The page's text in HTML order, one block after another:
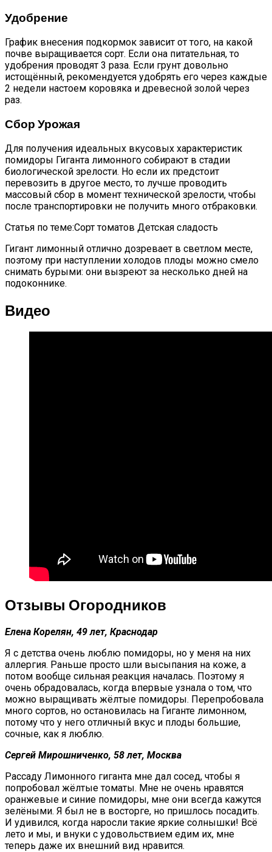
Удобрение
График внесения подкормок зависит от того, на какой
почве выращивается сорт. Если она питательная, то
удобрения проводят 3 раза. Если грунт довольно
истощённый, рекомендуется удобрять его через каждые
2 недели настоем коровяка и древесной золой через
раз.
Сбор Урожая
Для получения идеальных вкусовых характеристик
помидоры Гиганта лимонного собирают в стадии
биологической зрелости. Но если их предстоит
перевозить в другое место, то лучше проводить
массовый сбор в момент технической зрелости, чтобы
после транспортировки не получить много отбраковки.
Статья по теме:Сорт томатов Детская сладость
Гигант лимонный отлично дозревает в светлом месте,
поэтому при наступлении холодов плоды можно смело
снимать бурыми: они вызреют за несколько дней на
подоконнике.
Видео
Отзывы Огородников
Елена Корелян, 49 лет, Краснодар
Я с детства очень люблю помидоры, но у меня на них
аллергия. Раньше просто шли высыпания на коже, а
потом вообще сильная реакция началась. Поэтому я
очень обрадовалась, когда впервые узнала о том, что
можно выращивать жёлтые помидоры. Перепробовала
много сортов, но остановилась на Гиганте лимонном,
потому что у него отличный вкус и плоды большие,
сочные, как я люблю.
Сергей Мирошниченко, 58 лет, Москва
Рассаду Лимонного гиганта мне дал сосед, чтобы я
попробовал жёлтые томаты. Мне не очень нравятся
оранжевые и синие помидоры, мне они всегда кажутся
зелёными. Я был не в восторге, но пришлось посадить.
И удивился, когда наросли такие яркие солнышки! Всё
лето и мы, и внуки с удовольствием едим их, мне
теперь даже их внешний вид нравится.